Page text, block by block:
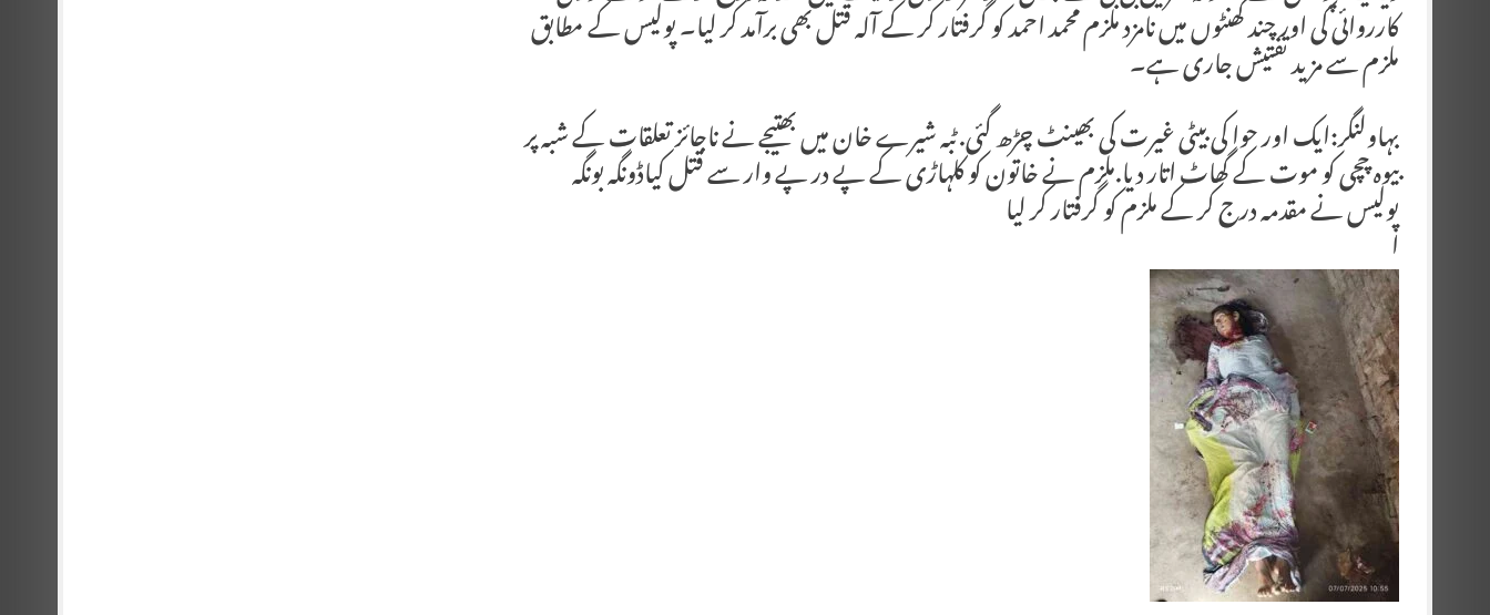
کارروائی کی اور چند گھنٹوں میں نامزد ملزم محمد احمد کو گرفتار کر کے آلہ قتل بھی برآمد کر لیا۔ پولیس کے مطابق
ملزم سے مزید تفتیش جاری ہے۔
بہاولنگر:ایک اور حوا کی بیٹی غیرت کی بھینٹ چڑھ گئی. ٹبہ شیرے خان میں بھتیجے نے ناجائز تعلقات کے شبہ پر
بیوہ چچی کو موت کے گھاٹ اتار دیا.ملزم نے خاتون کو کلہاڑی کے پے در پے وار سے قتل کیاڈونگہ بونگہ
پولیس نے مقدمہ درج کر کے ملزم کو گرفتار کر لیا
ا